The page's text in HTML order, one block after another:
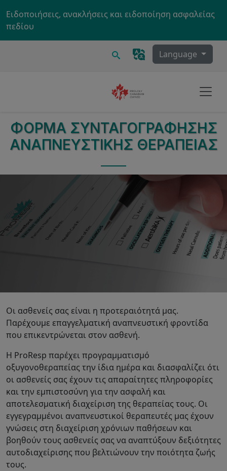
Ειδοποιήσεις, ανακλήσεις και ειδοποίηση ασφαλείας
πεδίου
Ερευνα Language
ΦΌΡΜΑ ΣΥΝΤΑΓΟΓΡΆΦΗΣΗΣ
ΑΝΑΠΝΕΥΣΤΙΚΉΣ ΘΕΡΑΠΕΊΑΣ
Οι ασθενείς σας είναι η προτεραιότητά μας.
Παρέχουμε επαγγελματική αναπνευστική φροντίδα
που επικεντρώνεται στον ασθενή.
Η ProResp παρέχει προγραμματισμό
οξυγονοθεραπείας την ίδια ημέρα και διασφαλίζει ότι
οι ασθενείς σας έχουν τις απαραίτητες πληροφορίες
και την εμπιστοσύνη για την ασφαλή και
αποτελεσματική διαχείριση της θεραπείας τους. Οι
εγγεγραμμένοι αναπνευστικοί θεραπευτές μας έχουν
γνώσεις στη διαχείριση χρόνιων παθήσεων και
βοηθούν τους ασθενείς σας να αναπτύξουν δεξιότητες
αυτοδιαχείρισης που βελτιώνουν την ποιότητα ζωής
τους.